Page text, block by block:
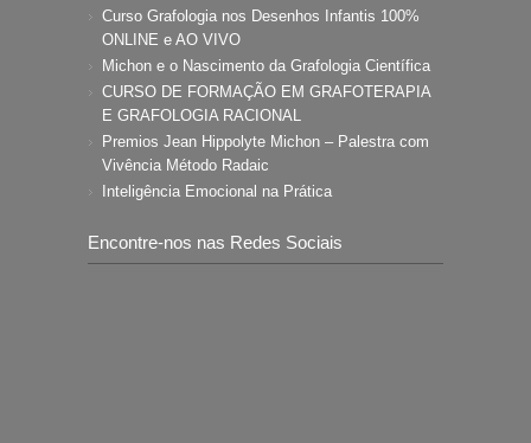
Curso Grafologia nos Desenhos Infantis 100%
ONLINE e AO VIVO
Michon e o Nascimento da Grafologia Científica
CURSO DE FORMAÇÃO EM GRAFOTERAPIA
E GRAFOLOGIA RACIONAL
Premios Jean Hippolyte Michon – Palestra com
Vivência Método Radaic
Inteligência Emocional na Prática
Encontre-nos nas Redes Sociais